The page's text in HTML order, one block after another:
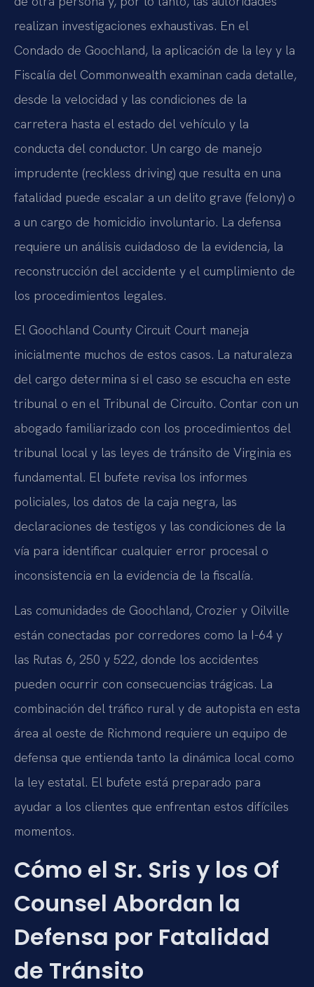
realizan investigaciones exhaustivas. En el
Condado de Goochland, la aplicación de la ley y la
Fiscalía del Commonwealth examinan cada detalle,
desde la velocidad y las condiciones de la
carretera hasta el estado del vehículo y la
conducta del conductor. Un cargo de manejo
imprudente (reckless driving) que resulta en una
fatalidad puede escalar a un delito grave (felony) o
a un cargo de homicidio involuntario. La defensa
requiere un análisis cuidadoso de la evidencia, la
reconstrucción del accidente y el cumplimiento de
los procedimientos legales.
El Goochland County Circuit Court maneja
inicialmente muchos de estos casos. La naturaleza
del cargo determina si el caso se escucha en este
tribunal o en el Tribunal de Circuito. Contar con un
abogado familiarizado con los procedimientos del
tribunal local y las leyes de tránsito de Virginia es
fundamental. El bufete revisa los informes
policiales, los datos de la caja negra, las
declaraciones de testigos y las condiciones de la
vía para identificar cualquier error procesal o
inconsistencia en la evidencia de la fiscalía.
Las comunidades de Goochland, Crozier y Oilville
están conectadas por corredores como la I-64 y
las Rutas 6, 250 y 522, donde los accidentes
pueden ocurrir con consecuencias trágicas. La
combinación del tráfico rural y de autopista en esta
área al oeste de Richmond requiere un equipo de
defensa que entienda tanto la dinámica local como
la ley estatal. El bufete está preparado para
ayudar a los clientes que enfrentan estos difíciles
momentos.
Cómo el Sr. Sris y los Of
Counsel Abordan la
Defensa por Fatalidad
de Tránsito